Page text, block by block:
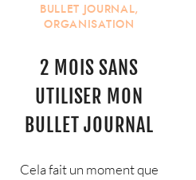
BULLET JOURNAL,
ORGANISATION
2 MOIS SANS
UTILISER MON
BULLET JOURNAL
Cela fait un moment que